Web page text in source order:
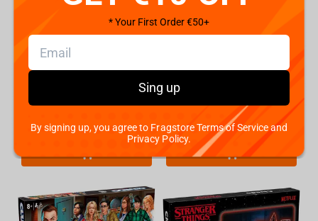
€39.99
Winning Moves Rick & Morty - Cluedo Board Game
€ 39.
Sono disponibili
* Your First Order €50+
Sing up
By signing up, you agree to Fragstore Terms of Service and
Privacy Policy.